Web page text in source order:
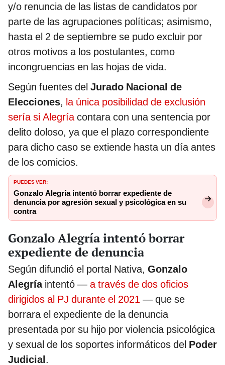
y/o renuncia de las listas de candidatos por
parte de las agrupaciones políticas; asimismo,
hasta el 2 de septiembre se pudo excluir por
otros motivos a los postulantes, como
incongruencias en las hojas de vida.
Según fuentes del Jurado Nacional de
Elecciones, la única posibilidad de exclusión
sería si Alegríacontara con una sentencia por
delito doloso, ya que el plazo correspondiente
para dicho caso se extiende hasta un día antes
de los comicios.
PUEDES VER:
Gonzalo Alegría intentó borrar expediente de
denuncia por agresión sexual y psicológica en su
contra
Gonzalo Alegría intentó borrar
expediente de denuncia
Según difundió el portal Nativa, Gonzalo
Alegríaintentó — a través de dos oficios
dirigidos al PJ durante el 2021 — que se
borrara el expediente de la denuncia
presentada por su hijo por violencia psicológica
y sexual de los soportes informáticos del Poder
Judicial.